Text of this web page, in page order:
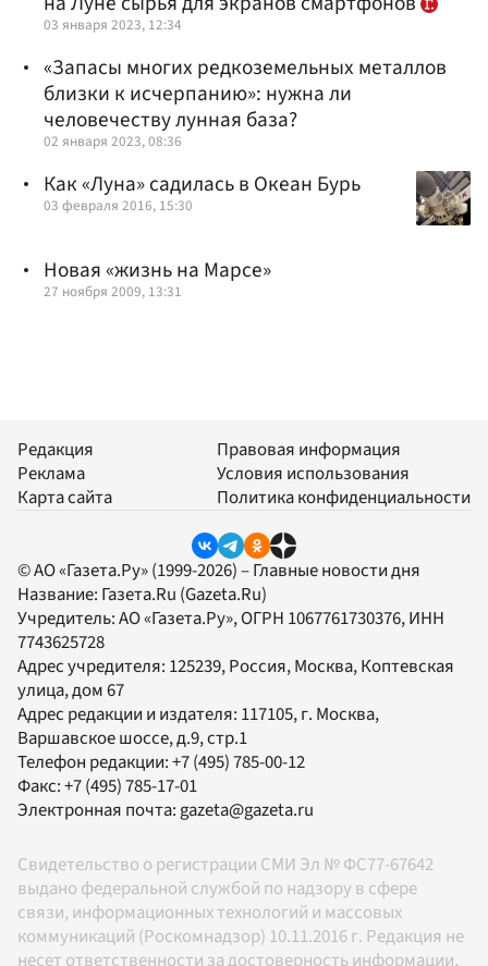
03 января 2023, 12:34
«Запасы многих редкоземельных металлов
близки к исчерпанию»: нужна ли
человечеству лунная база?
02 января 2023, 08:36
Как «Луна» садилась в Океан Бурь
03 февраля 2016, 15:30
Новая «жизнь на Марсе»
27 ноября 2009, 13:31
Редакция
Реклама
Карта сайта
Правовая информация
Условия использования
Политика конфиденциальности
© АО «Газета.Ру» (1999-2026) – Главные новости дня
Название: Газета.Ru (Gazeta.Ru)
Учредитель:АО «Газета.Ру», ОГРН 1067761730376, ИНН
7743625728
Адрес учредителя: 125239, Россия, Москва, Коптевская
улица, дом 67
Адрес редакции и издателя: 117105, г. Москва,
Варшавское шоссе, д.9, стр.1
Телефон редакции:+7 (495) 785-00-12
Факс:+7 (495) 785-17-01
Электронная почта: gazeta@gazeta.ru
Свидетельство о регистрации СМИ Эл № ФС77-67642
выдано федеральной службой по надзору в сфере
связи, информационных технологий и массовых
коммуникаций (Роскомнадзор) 10.11.2016 г. Редакция не